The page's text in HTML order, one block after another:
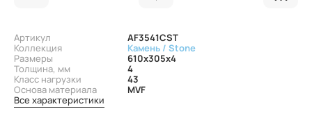
Артикул
AF3541CST
Коллекция
Камень / Stone
Размеры
610x305x4
Толщина, мм
4
Класс нагрузки
43
Основа материала
MVF
Все характеристики